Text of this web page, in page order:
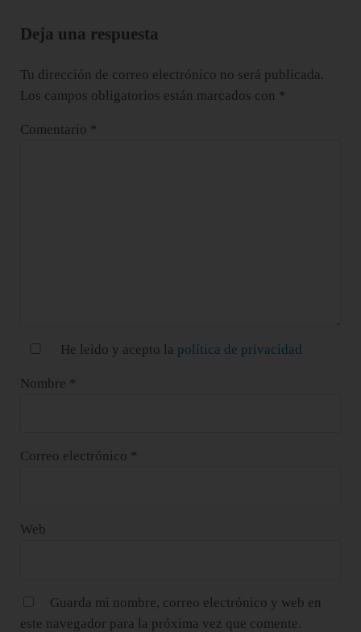
Deja una respuesta
Tu dirección de correo electrónico no será publicada.
Los campos obligatorios están marcados con *
Comentario *
He leido y acepto la política de privacidad
Nombre *
Correo electrónico *
Web
Guarda mi nombre, correo electrónico y web en
este navegador para la próxima vez que comente.